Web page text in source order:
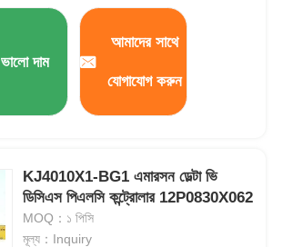
ভালো দাম
আমাদের সাথে
যোগাযোগ করুন
KJ4010X1-BG1 এমারসন ডেল্টা ভি
ডিসিএস পিএলসি কন্ট্রোলার 12P0830X062
MOQ：১ পিসি
মূল্য：Inquiry